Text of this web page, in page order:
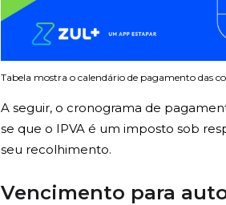
Tabela mostra o calendário de pagamento das
A seguir, o cronograma de
se que o IPVA é um imposto sob
seu recolhimento.
Vencimento para